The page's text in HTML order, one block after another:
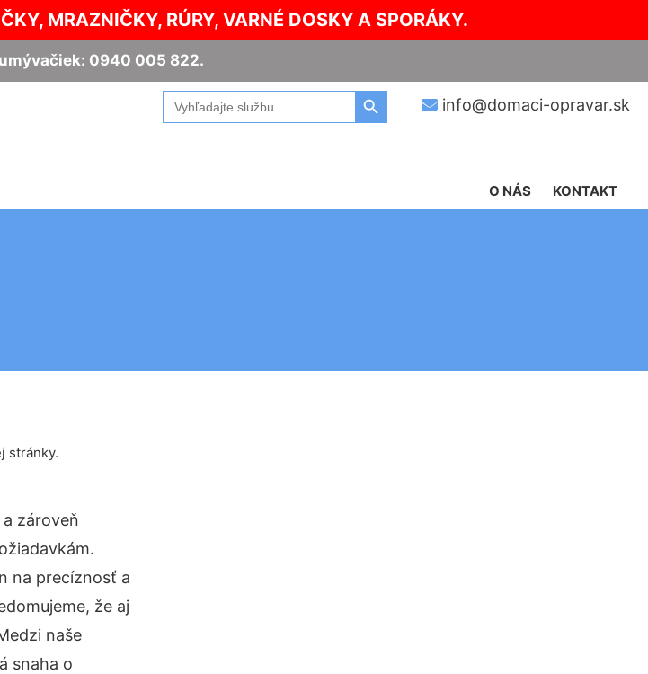
MRAZNIČKY, RÚRY, VARNÉ DOSKY A SPORÁKY.
0940 005 822.
info@domaci-opravar.sk
Search
for:
Search Button
KONTAKT
O NÁS
stránky.
zároveň
na precíznosť a
že aj
naše
snaha o